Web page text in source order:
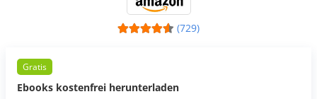
(729)
Gratis
Ebooks kostenfrei herunterladen